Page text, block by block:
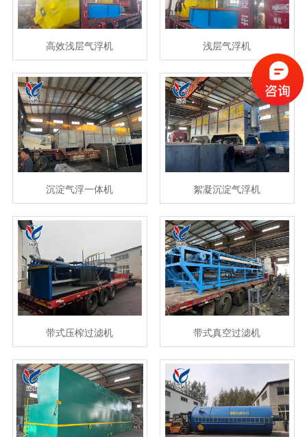
高效浅层气浮机 浅层气浮机
沉淀气浮一体机 絮凝沉淀气浮机
带式压榨过滤机 带式真空过滤机